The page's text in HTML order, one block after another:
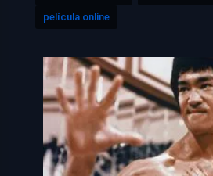
película online